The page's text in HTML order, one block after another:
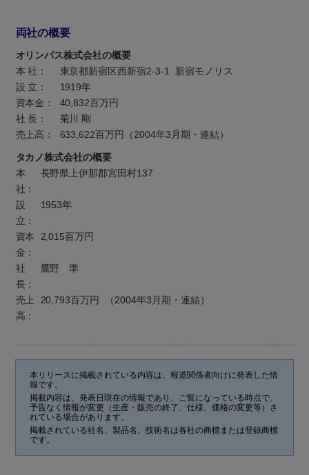
両社の概要
オリンパス株式会社の概要
本 社：
東京都新宿区西新宿2-3-1 新宿モノリス
設 立：
1919年
資本金： 40,832百万円
社 長：
菊川 剛
売上高： 633,622百万円（2004年3月期・連結）
タカノ株式会社の概要
本
社：
長野県上伊那郡宮田村137
設
立：
1953年
資本
金：
2,015百万円
社
長：
鷹野 準
売上
高：
20,793百万円 （2004年3月期・連結）
本リリースに掲載されている内容は、報道関係者向けに発表した情
報です。
掲載内容は、発表日現在の情報であり、ご覧になっている時点で、
予告なく情報が変更（生産・販売の終了、仕様、価格の変更等）さ
れている場合があります。
掲載されている社名、製品名、技術名は各社の商標または登録商標
です。